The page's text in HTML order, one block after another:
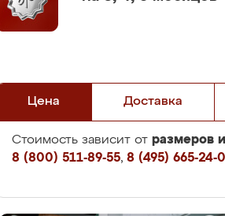
Цена Доставка
Стоимость зависит от размеров
8 (800) 511-89-55, 8 (495) 665-24-